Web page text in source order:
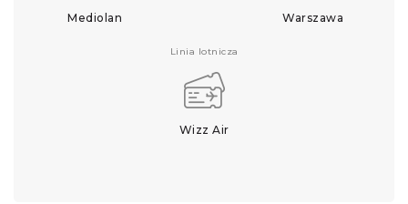
Mediolan Warszawa
Linia lotnicza
Wizz Air